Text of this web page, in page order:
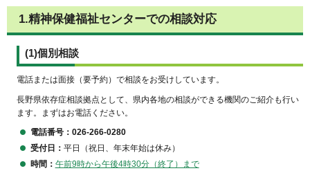
1.精神保健福祉センターでの相談対応
(1)個別相談
電話または面接（要予約）で相談をお受けしています。
長野県依存症相談拠点として、県内各地の相談ができる機関のご紹介も行い
ます。まずはお電話ください。
電話番号：026-266-0280
受付日： 平日（祝日、年末年始は休み）
時間： 午前9時から午後4時30分（終了）まで